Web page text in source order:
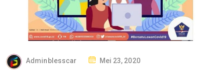
Adminblesscar
PMei 23, 2020